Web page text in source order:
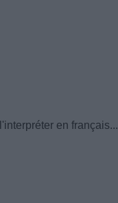
en français...